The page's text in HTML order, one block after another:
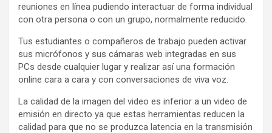
reuniones en línea pudiendo interactuar de forma individual
con otra persona o con un grupo, normalmente reducido.
Tus estudiantes o compañeros de trabajo pueden activar
sus micrófonos y sus cámaras web integradas en sus
PCs desde cualquier lugar y realizar así una formación
online cara a cara y con conversaciones de viva voz.
La calidad de la imagen del video es inferior a un video de
emisión en directo ya que estas herramientas reducen la
calidad para que no se produzca latencia en la transmisión